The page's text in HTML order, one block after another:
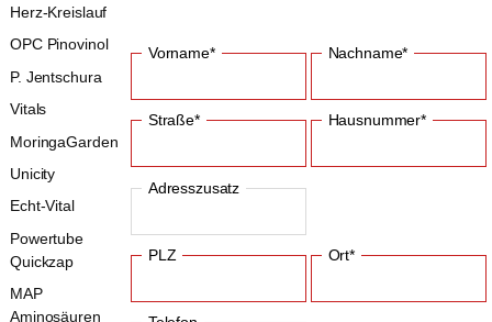
Vorname* Nachname*
Straße* Hausnummer*
Adresszusatz
PLZ Ort*
Herz-Kreislauf
OPC Pinovinol
P. Jentschura
Vitals
MoringaGarden
Unicity
Echt-Vital
Powertube
Quickzap
MAP
Aminosäuren